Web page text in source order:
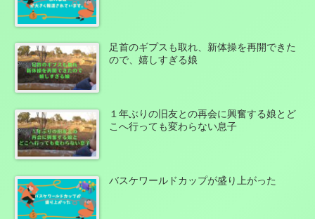
足首のギプスも取れ、新体操を再開できた
ので、嬉しすぎる娘
１年ぶりの旧友との再会に興奮する娘とど
こへ行っても変わらない息子
バスケワールドカップが盛り上がった